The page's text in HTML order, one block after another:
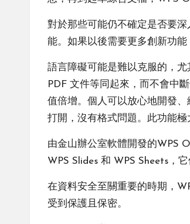
對於那些可能仍不確定是否要
能。如果以後需要更多創新功
語言障礙可能是難以克服的，
PDF 文件等同起來，而不會中
值倍增。個人可以放心地開發
打開，沒有格式問題。此功能
由金山辦公室軟體開發的WPS
WPS Slides 和 WPS Sheets，
在資料安全至關重要的時期，
受到保護且保密。